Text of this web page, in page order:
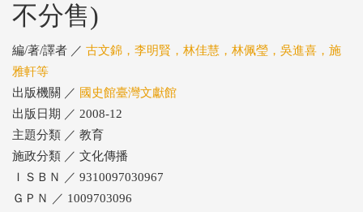
不分售)
編/著/譯者 ／ 古文錦，李明賢，林佳慧，林佩瑩，吳進喜，施
雅軒等
出版機關 ／ 國史館臺灣文獻館
出版日期 ／ 2008-12
主題分類 ／ 教育
施政分類 ／ 文化傳播
ＩＳＢＮ ／ 9310097030967
ＧＰＮ ／ 1009703096